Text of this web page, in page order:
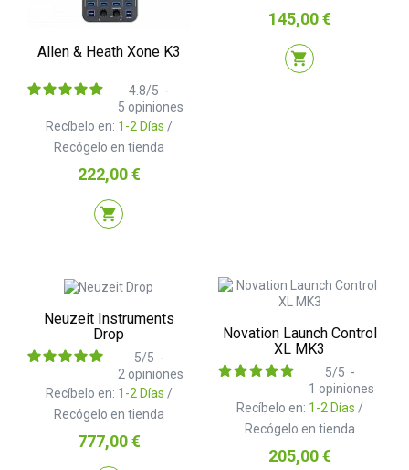
Allen & Heath Xone K3
Recíbelo en: 1-2 Días /
Recógelo en tienda
4.8/5 -
5 opiniones
Precio
222,00 €
shopping_cart
Precio
145,00 €
shopping_cart
Neuzeit Instruments
Drop
Recíbelo en: 1-2 Días /
Recógelo en tienda
5/5 -
2 opiniones
Precio
777,00 €
Novation Launch Control
XL MK3
Recíbelo en: 1-2 Días /
Recógelo en tienda
5/5 -
1 opiniones
Precio
205,00 €